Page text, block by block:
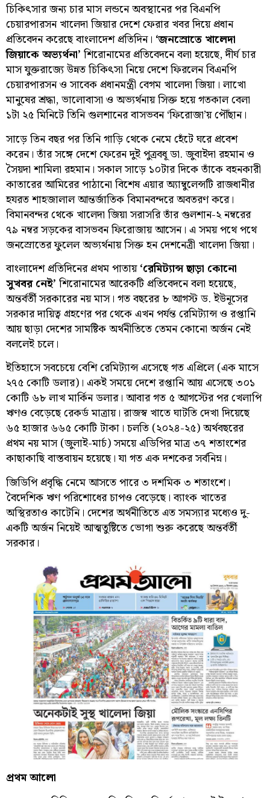
চিকিৎসার জন্য চার মাস লন্ডনে অবস্থানের পর বিএনপি
চেয়ারপারসন খালেদা জিয়ার দেশে ফেরার খবর দিয়ে প্রধান
প্রতিবেদন করেছে বাংলাদেশ প্রতিদিন। ‘জনস্রোতে খালেদা
জিয়াকে অভ্যর্থনা’ শিরোনামের প্রতিবেদনে বলা হয়েছে, দীর্ঘ চার
মাস যুক্তরাজ্যে উন্নত চিকিৎসা নিয়ে দেশে ফিরলেন বিএনপি
চেয়ারপারসন ও সাবেক প্রধানমন্ত্রী বেগম খালেদা জিয়া। লাখো
মানুষের শ্রদ্ধা, ভালোবাসা ও অভ্যর্থনায় সিক্ত হয়ে গতকাল বেলা
১টা ২৫ মিনিটে তিনি গুলশানের বাসভবন ‘ফিরোজা’য় পৌঁছান।
সাড়ে তিন বছর পর তিনি গাড়ি থেকে নেমে হেঁটে ঘরে প্রবেশ
করেন। তাঁর সঙ্গে দেশে ফেরেন দুই পুত্রবধূ ডা. জুবাইদা রহমান ও
সৈয়দা শামিলা রহমান। সকাল সাড়ে ১০টার দিকে তাঁকে বহনকারী
কাতারের আমিরের পাঠানো বিশেষ এয়ার অ্যাম্বুলেন্সটি রাজধানীর
হযরত শাহজালাল আন্তর্জাতিক বিমানবন্দরে অবতরণ করে।
বিমানবন্দর থেকে খালেদা জিয়া সরাসরি তাঁর গুলশান-২ নম্বরের
৭৯ নম্বর সড়কের বাসভবন ফিরোজায় আসেন। এ সময় পথে পথে
জনস্রোতের ফুলেল অভ্যর্থনায় সিক্ত হন দেশনেত্রী খালেদা জিয়া।
বাংলাদেশ প্রতিদিনের প্রথম পাতায়‘রেমিট্যান্স ছাড়া কোনো
সুখবর নেই’ শিরোনামের আরেকটি প্রতিবেদনে বলা হয়েছে,
অন্তর্বর্তী সরকারের নয় মাস। গত বছরের ৮ আগস্ট ড. ইউনূসের
সরকার দায়িত্ব গ্রহণের পর থেকে এখন পর্যন্ত রেমিট্যান্স ও রপ্তানি
আয় ছাড়া দেশের সামষ্টিক অর্থনীতিতে তেমন কোনো অর্জন নেই
বললেই চলে।
ইতিহাসে সবচেয়ে বেশি রেমিট্যান্স এসেছে গত এপ্রিলে (এক মাসে
২৭৫ কোটি ডলার)। একই সময়ে দেশে রপ্তানি আয় এসেছে ৩০১
কোটি ৬৮ লাখ মার্কিন ডলার। আবার গত ৫ আগস্টের পর খেলাপি
ঋণও বেড়েছে রেকর্ড মাত্রায়। রাজস্ব খাতে ঘাটতি দেখা দিয়েছে
৬৫ হাজার ৬৬৫ কোটি টাকা। চলতি (২০২৪-২৫) অর্থবছরের
প্রথম নয় মাস (জুলাই-মার্চ) সময়ে এডিপির মাত্র ৩৭ শতাংশের
কাছাকাছি বাস্তবায়ন হয়েছে। যা গত এক দশকের সর্বনিম্ন।
জিডিপি প্রবৃদ্ধি নেমে আসতে পারে ৩ দশমিক ৩ শতাংশে।
বৈদেশিক ঋণ পরিশোধের চাপও বেড়েছে। ব্যাংক খাতের
অস্থিরতাও কাটেনি। দেশের অর্থনীতিতে এত সমস্যার মধ্যেও দু-
একটি অর্জন নিয়েই আত্মতুষ্টিতে ভোগা শুরু করেছে অন্তর্বর্তী
সরকার।
প্রথম আলো